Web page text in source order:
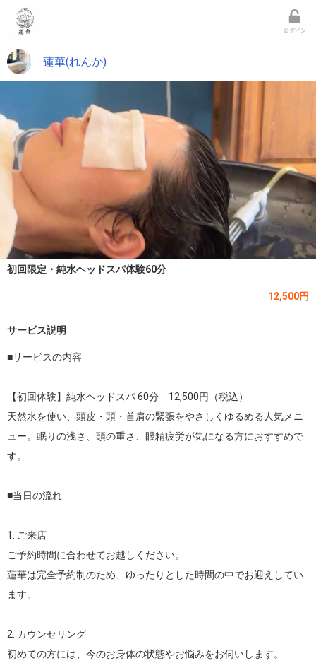
ログイン
蓮華(れんか)
初回限定・純水ヘッドスパ体験60分
12,500円
サービス説明
■サービスの内容
【初回体験】純水ヘッドスパ 60分　12,500円（税込）
天然水を使い、頭皮・頭・首肩の緊張をやさしくゆるめる人気メニ
ュー。眠りの浅さ、頭の重さ、眼精疲労が気になる方におすすめで
す。
■当日の流れ
1. ご来店
ご予約時間に合わせてお越しください。
蓮華は完全予約制のため、ゆったりとした時間の中でお迎えしてい
ます。
2. カウンセリング
初めての方には、今のお身体の状態やお悩みをお伺いします。